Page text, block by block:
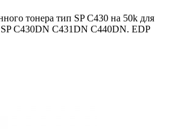
тонера тип SP C430 на 50k для
C430DN C431DN C440DN. EDP